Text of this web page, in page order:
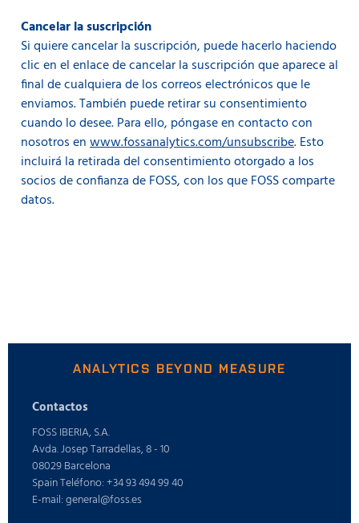
Cancelar la suscripción
Si quiere cancelar la suscripción, puede hacerlo haciendo
clic en el enlace de cancelar la suscripción que aparece al
final de cualquiera de los correos electrónicos que le
enviamos. También puede retirar su consentimiento
cuando lo desee. Para ello, póngase en contacto con
nosotros enwww.fossanalytics.com/unsubscribe. Esto
incluirá la retirada del consentimiento otorgado a los
socios de confianza de FOSS, con los que FOSS comparte
datos.
ANALYTICS BEYOND MEASURE
Contactos
FOSS IBERIA, S.A.
Avda. Josep Tarradellas, 8 - 10
08029 Barcelona
Spain Teléfono: +34 93 494 99 40
E-mail: general@foss.es